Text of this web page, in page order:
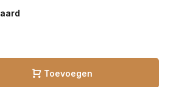
Toevoegen